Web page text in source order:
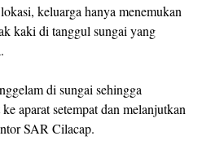
keluarga hanya menemukan
kaki di tanggul sungai yang
di sungai sehingga
aparat setempat dan melanjutkan
SAR Cilacap.